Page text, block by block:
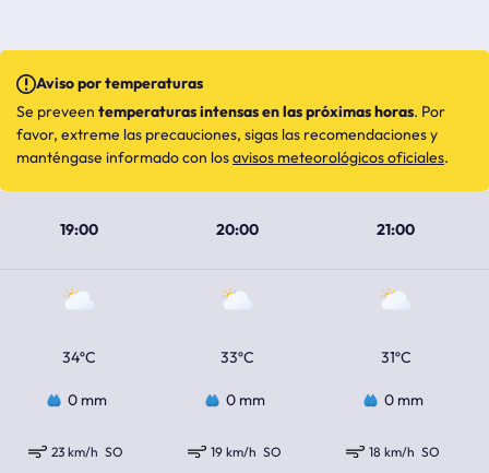
19:00 20:00 21:00
34ºC 33ºC 31ºC
0 mm 0 mm 0 mm
23 km/h SO 19 km/h SO 18 km/h SO
Aviso por temperaturas
Se preveen temperaturas intensas en las próximas horas. Por
favor, extreme las precauciones, sigas las recomendaciones y
manténgase informado con losavisos meteorológicos oficiales.